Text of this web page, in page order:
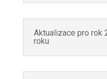
Aktualizace pro rok
roku